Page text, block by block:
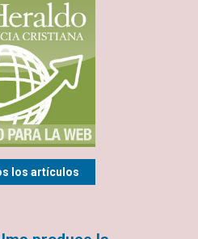
los artículos